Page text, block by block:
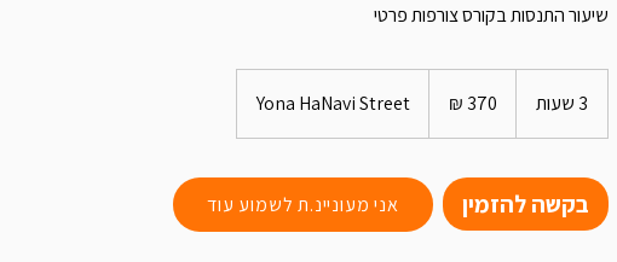
שיעור התנסות בקורס צורפות פרטי
3 שעות
ש
ת
חדשים
Yona HaNavi Street
בקשה להזמין אני מעוניינ.ת לשמוע עוד